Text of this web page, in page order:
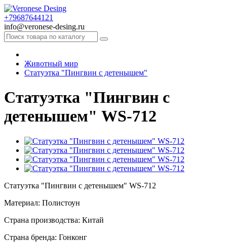
+79687644121
info@veronese-desing.ru
Животный мир
Статуэтка "Пингвин с детенышем"
Статуэтка "Пингвин с
детенышем" WS-712
Статуэтка "Пингвин с детенышем" WS-712
Материал: Полистоун
Страна производства: Китай
Страна бренда: Гонконг